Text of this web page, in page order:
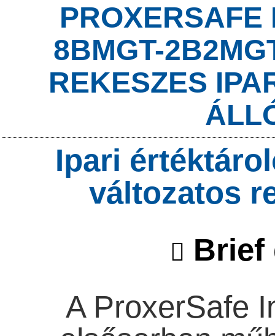
PROXERSAFE
8BMGT-
REKESZES
Ipari
változatos
Brief
A ProxerSafe